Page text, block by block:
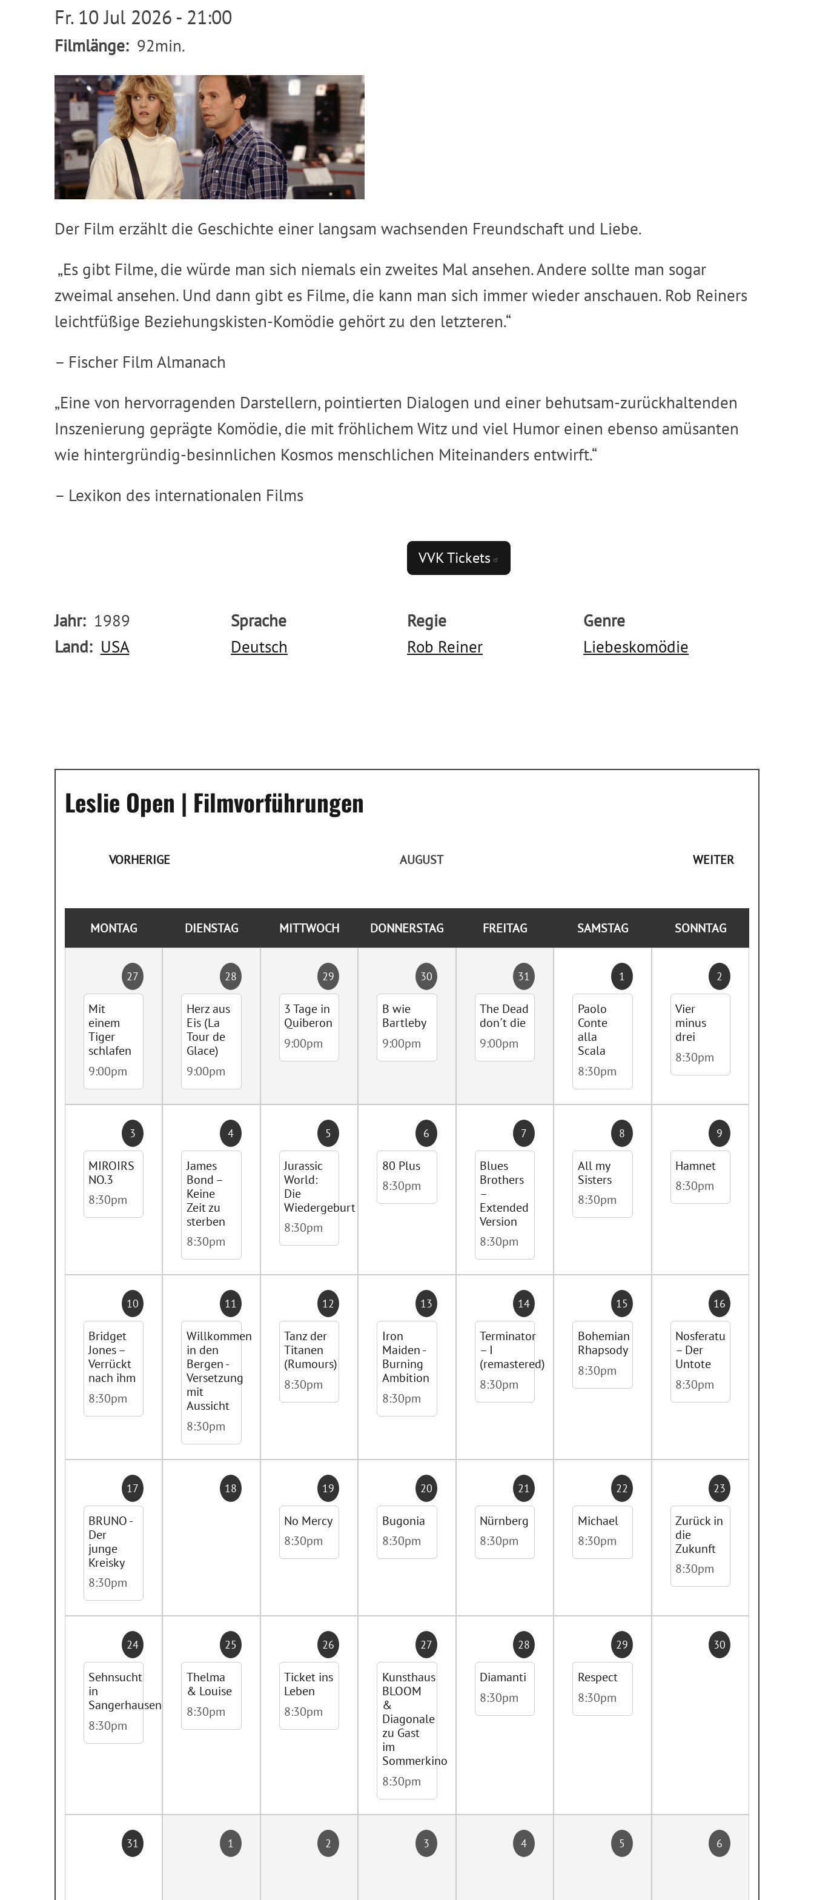
Fr. 10 Jul 2026 - 21:00
Filmlänge 92min.
Image
Der Film erzählt die Geschichte einer langsam wachsenden Freundschaft und Liebe.
„Es gibt Filme, die würde man sich niemals ein zweites Mal ansehen. Andere sollte man sogar
zweimal ansehen. Und dann gibt es Filme, die kann man sich immer wieder anschauen. Rob Reiners
leichtfüßige Beziehungskisten-Komödie gehört zu den letzteren.“
– Fischer Film Almanach
„Eine von hervorragenden Darstellern, pointierten Dialogen und einer behutsam-zurückhaltenden
Inszenierung geprägte Komödie, die mit fröhlichem Witz und viel Humor einen ebenso amüsanten
wie hintergründig-besinnlichen Kosmos menschlichen Miteinanders entwirft.“
– Lexikon des internationalen Films
VVKTickets
Jahr
1989
Land
USA
Sprache
Deutsch
Regie
Rob Reiner
Genre
Liebeskomödie
Leslie Open | Filmvorführungen
VORHERIGE AUGUST WEITER
MONTAG DIENSTAG MITTWOCH DONNERSTAG FREITAG SAMSTAG SONNTAG
27
Mit
einem
Tiger
schlafen
9:00pm
28
Herz aus
Eis (La
Tour de
Glace)
9:00pm
29
3 Tage in
Quiberon
9:00pm
30
B wie
Bartleby
9:00pm
31
The Dead
don´t die
9:00pm
1
Paolo
Conte
alla
Scala
8:30pm
2
Vier
minus
drei
8:30pm
3
MIROIRS
NO.3
8:30pm
4
James
Bond –
Keine
Zeit zu
sterben
8:30pm
5
Jurassic
World:
Die
Wiedergeburt
8:30pm
6
80 Plus
8:30pm
7
Blues
Brothers
–
Extended
Version
8:30pm
8
All my
Sisters
8:30pm
9
Hamnet
8:30pm
10
Bridget
Jones –
Verrückt
nach ihm
8:30pm
11
Willkommen
in den
Bergen -
Versetzung
mit
Aussicht
8:30pm
12
Tanz der
Titanen
(Rumours)
8:30pm
13
Iron
Maiden -
Burning
Ambition
8:30pm
14
Terminator
– I
(remastered)
8:30pm
15
Bohemian
Rhapsody
8:30pm
16
Nosferatu
– Der
Untote
8:30pm
17
BRUNO -
Der
junge
Kreisky
8:30pm
18 19
No Mercy
8:30pm
20
Bugonia
8:30pm
21
Nürnberg
8:30pm
22
Michael
8:30pm
23
Zurück in
die
Zukunft
8:30pm
24
Sehnsucht
in
Sangerhausen
8:30pm
25
Thelma
& Louise
8:30pm
26
Ticket ins
Leben
8:30pm
27
Kunsthaus
BLOOM
&
Diagonale
zu Gast
im
Sommerkino
8:30pm
28
Diamanti
8:30pm
29
Respect
8:30pm
30
31 1 2 3 4 5 6